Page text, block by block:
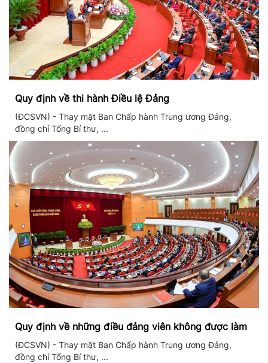
Quy định về thi hành Điều lệ Đảng
(ĐCSVN) - Thay mặt Ban Chấp hành Trung ương Đảng,
đồng chí Tổng Bí thư, ...
Quy định về những điều đảng viên không được làm
(ĐCSVN) - Thay mặt Ban Chấp hành Trung ương Đảng,
đồng chí Tổng Bí thư, ...